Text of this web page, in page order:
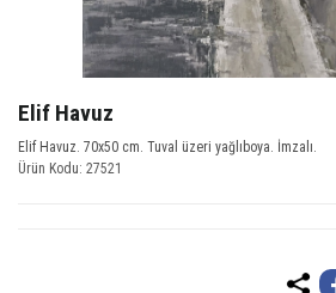
Elif Havuz
Elif Havuz. 70x50 cm. Tuval üzeri yağlıboya. İmzalı.
Ürün Kodu: 27521